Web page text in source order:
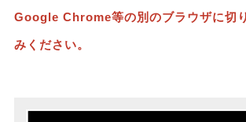
Google Chrome等の別のブラウザに切
みください。